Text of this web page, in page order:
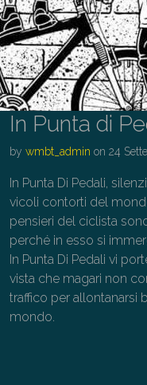
In Punta di
bywmbt_admin on24
In Punta Di Pedali,
vicoli contorti del
pensieri del ciclista
perché in esso si
In Punta Di Pedali vi
vista che magari non
traffico per allontanarsi
mondo.